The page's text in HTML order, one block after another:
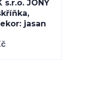
s.r.o. JONY
jasan